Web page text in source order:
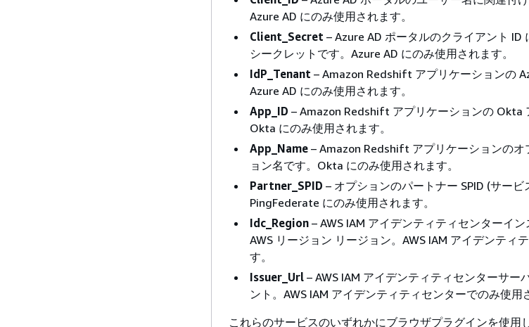
Azure AD にのみ使用されます。
Client_Secret – Azure AD ポータルのクライアント ID
シークレットです。Azure AD にのみ使用されます。
IdP_Tenant – Amazon Redshift アプリケーションの
Azure AD にのみ使用されます。
App_ID – Amazon Redshift アプリケーションの Okta
Okta にのみ使用されます。
App_Name – Amazon Redshift アプリケーションの
ョン名です。Okta にのみ使用されます。
Partner_SPID – オプションのパートナー SPID (サービ
PingFederate にのみ使用されます。
Idc_Region – AWS IAM アイデンティティセンターイ
AWS リージョン リージョン。AWS IAM アイデンティ
す。
Issuer_Url – AWS IAM アイデンティティセンターサー
ント。AWS IAM アイデンティティセンターでのみ使用
これらのサービスのいずれかにブラウザプラグインを使用